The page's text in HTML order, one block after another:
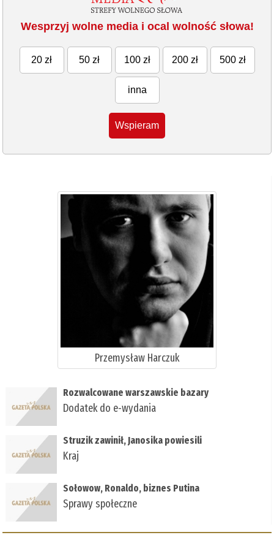
Wesprzyj wolne media i ocal wolność słowa!
20 zł 50 zł 100 zł 200 zł 500 zł
inna
Wspieram
Przemysław Harczuk
Rozwalcowane warszawskie bazary
Dodatek do e-wydania
Struzik zawinił, Janosika powiesili
Kraj
Sołowow, Ronaldo, biznes Putina
Sprawy społeczne